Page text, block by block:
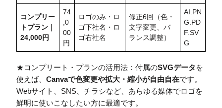
コンプリー
トプラン｜
24,000円
74
,0
00
円
ロゴのみ・ロ
ゴ下社名・ロ
ゴ右社名
修正6回（色・
文字変更、バ
ランス調整）
AI.PN
G.PD
F.SV
G
★コンプリート・プランの活用法：付属のSVGデータ を
使えば、 Canvaで色変更や拡大・縮小が自由自在です。
Webサイト、SNS、チラシなど、あらゆる媒体でロゴを
鮮明に使いこなしたい方に最適です。